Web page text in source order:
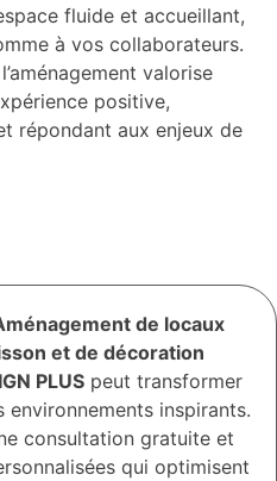
fluide et accueillant,
à vos collaborateurs.
valorise
positive,
répondant aux enjeux de
de locaux
et de décoration
PLUSpeut transformer
inspirants.
consultation gratuite et
qui optimisent